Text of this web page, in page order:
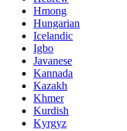
Hmong
Hungarian
Icelandic
Igbo
Javanese
Kannada
Kazakh
Khmer
Kurdish
Kyrgyz